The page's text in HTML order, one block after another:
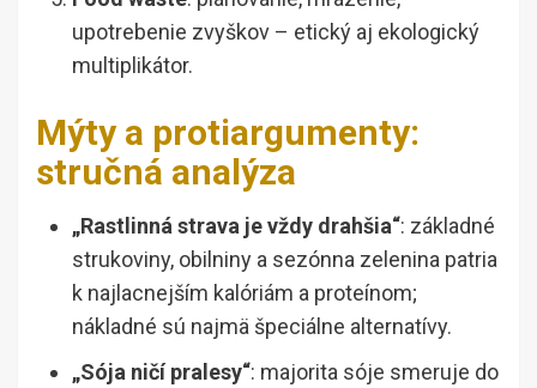
upotrebenie zvyškov – etický aj ekologický
multiplikátor.
Mýty a protiargumenty:
stručná analýza
„Rastlinná strava je vždy drahšia“: základné
strukoviny, obilniny a sezónna zelenina patria
k najlacnejším kalóriám a proteínom;
nákladné sú najmä špeciálne alternatívy.
„Sója ničí pralesy“: majorita sóje smeruje do